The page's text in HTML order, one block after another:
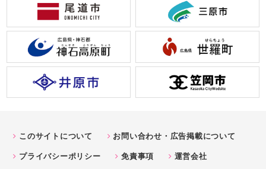
このサイトについて
お問い合わせ・広告掲載について
プライバシーポリシー
免責事項 運営会社